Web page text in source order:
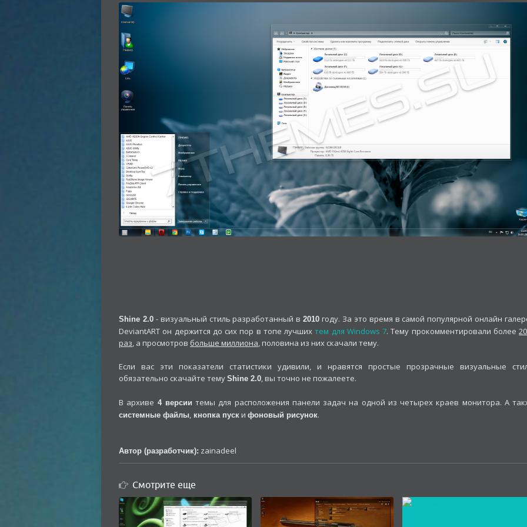
Shine 2.0- визуальный стиль разработанный в2010 году. За это время в самой популярной онлайн
DeviantART он держится до сих пор в топе лучшихтем для Windows 7. Тему прокомментировали более
раз, а просмотров больше миллиона, половина из них скачали тему.
Если вас эти показатели статистики удивили, и нравятся простые прозрачные визуальные
обязательно скачайте тему Shine 2.0, вы точно не пожалеете.
В архиве 4 версии темы для расположения панели задач на одной из четырех краев монитора. А
системные файлы, кнопка пуск и фоновый рисунок.
Автор (разработчик): zainadeel
Смотрите еще